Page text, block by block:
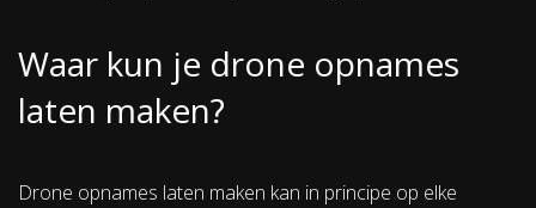
Waar kun je drone opnames
laten maken?
Drone opnames laten maken kan in principe op elke